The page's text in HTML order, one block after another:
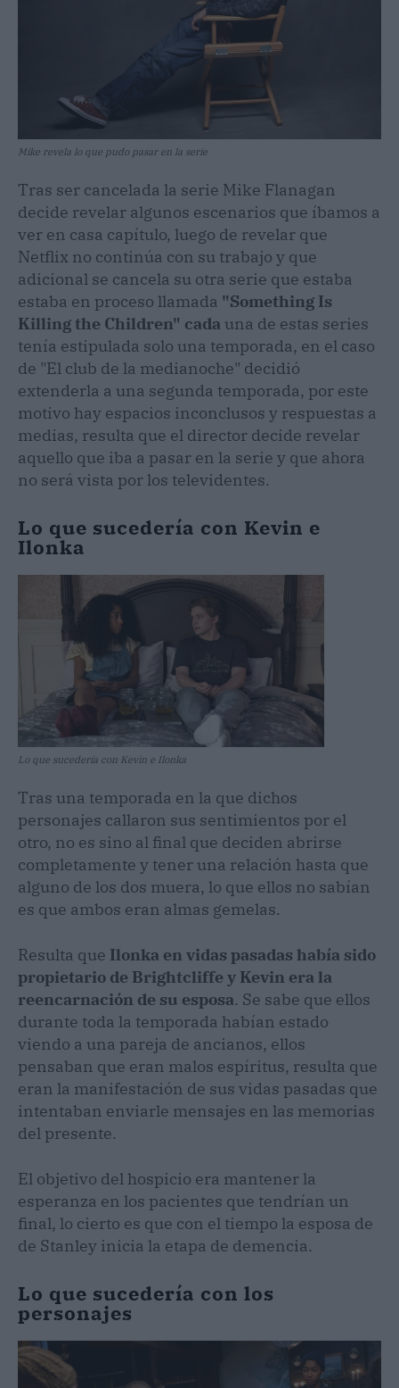
Mike revela lo que pudo pasar en la serie
Tras ser cancelada la serie Mike Flanagan
decide revelar algunos escenarios que íbamos a
ver en casa capítulo, luego de revelar que
Netflix no continúa con su trabajo y que
adicional se cancela su otra serie que estaba
estaba en proceso llamada "Something Is
Killing the Children" cada una de estas series
tenía estipulada solo una temporada, en el caso
de "El club de la medianoche" decidió
extenderla a una segunda temporada, por este
motivo hay espacios inconclusos y respuestas a
medias, resulta que el director decide revelar
aquello que iba a pasar en la serie y que ahora
no será vista por los televidentes.
Lo que sucedería con Kevin e
Ilonka
Lo que sucedería con Kevin e Ilonka
Tras una temporada en la que dichos
personajes callaron sus sentimientos por el
otro, no es sino al final que deciden abrirse
completamente y tener una relación hasta que
alguno de los dos muera, lo que ellos no sabían
es que ambos eran almas gemelas.
Resulta que Ilonka en vidas pasadas había sido
propietario de Brightcliffe y Kevin era la
reencarnación de su esposa. Se sabe que ellos
durante toda la temporada habían estado
viendo a una pareja de ancianos, ellos
pensaban que eran malos espíritus, resulta que
eran la manifestación de sus vidas pasadas que
intentaban enviarle mensajes en las memorias
del presente.
El objetivo del hospicio era mantener la
esperanza en los pacientes que tendrían un
final, lo cierto es que con el tiempo la esposa de
de Stanley inicia la etapa de demencia.
Lo que sucedería con los
personajes